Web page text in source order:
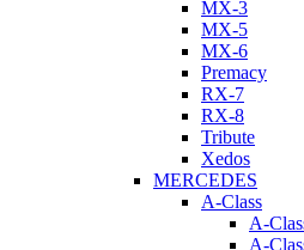
MX-3
MX-5
MX-6
Premacy
RX-7
RX-8
Tribute
Xedos
MERCEDES
A-Class
A-
A-